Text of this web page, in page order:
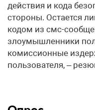
действия и кода
стороны. Остается
кодом из смс-
злоумышленники
комиссионные
пользователя, –